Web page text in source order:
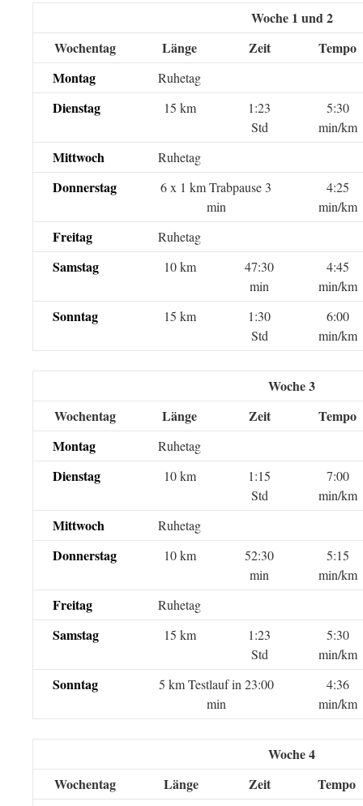
Woche 1 und 2
Wochentag
Länge Zeit
Tempo
Montag
Ruhetag
Dienstag 15 km
1:23
Std
5:30
min/km
Mittwoch Ruhetag
Donnerstag
6 x 1 km Trabpause 3
min
4:25
min/km
Freitag Ruhetag
Samstag 10 km
47:30
min
4:45
min/km
Sonntag 15 km
1:30
Std
6:00
min/km
Woche 3
Wochentag
Länge Zeit
Tempo
Montag
Ruhetag
Dienstag 10 km
1:15
Std
7:00
min/km
Mittwoch Ruhetag
Donnerstag 10 km
52:30
min
5:15
min/km
Freitag Ruhetag
Samstag 15 km
1:23
Std
5:30
min/km
Sonntag
5 km Testlauf in 23:00
min
4:36
min/km
Woche 4
Wochentag
Länge Zeit
Tempo